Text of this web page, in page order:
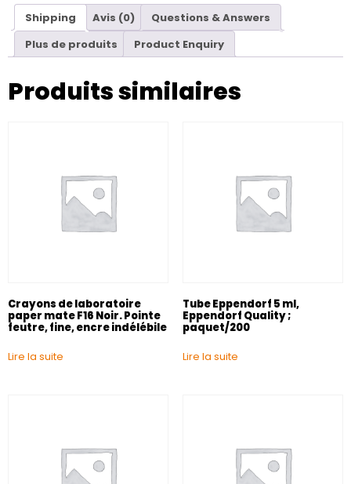
Shipping Avis (0)
Questions & Answers
Plus de produits
Product Enquiry
Produits similaires
Crayons de laboratoire
paper mate F16 Noir. Pointe
feutre, fine, encre indélébile
Lire la suite
Tube Eppendorf 5 ml,
Eppendorf Quality ;
paquet/200
Lire la suite